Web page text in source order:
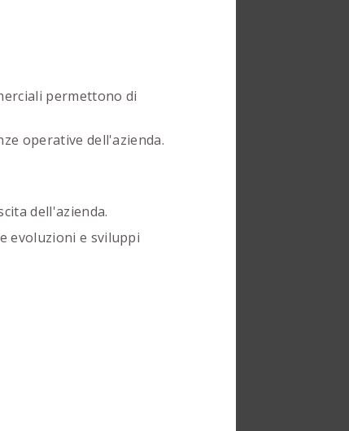
permettono di
operative dell'azienda.
dell'azienda.
evoluzioni e sviluppi